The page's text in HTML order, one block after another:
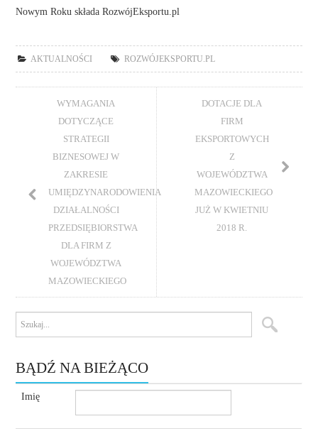
Nowym Roku składa RozwójEksportu.pl
AKTUALNOŚCI ROZWÓJEKSPORTU.PL
WYMAGANIA
DOTYCZĄCE
STRATEGII
BIZNESOWEJ W
ZAKRESIE
UMIĘDZYNARODOWIENIA
DZIAŁALNOŚCI
PRZEDSIĘBIORSTWA
DLA FIRM Z
WOJEWÓDZTWA
MAZOWIECKIEGO
DOTACJE DLA
FIRM
EKSPORTOWYCH
Z
WOJEWÓDZTWA
MAZOWIECKIEGO
JUŻ W KWIETNIU
2018 R.
BĄDŹ NA BIEŻĄCO
Imię